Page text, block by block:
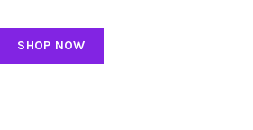
SHOP NOW